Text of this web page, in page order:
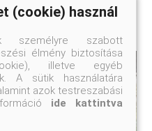
okozzon károkat.
(cookie) használ
személyre szabott
élmény biztosítása
illetve egyéb
A sütik használatára
azok testreszabási
ide kattintva